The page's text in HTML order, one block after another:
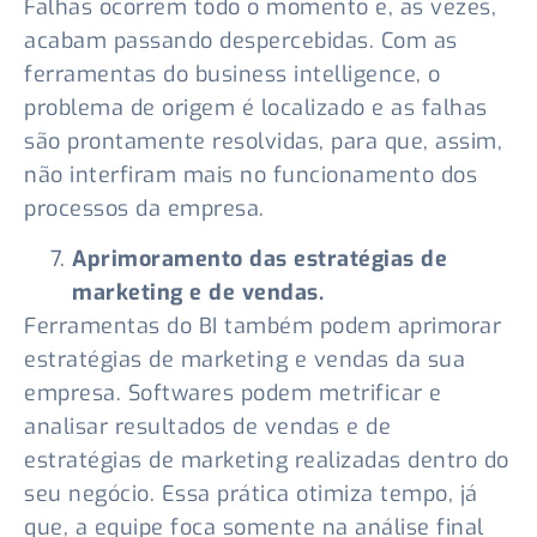
Falhas ocorrem todo o momento e, as vezes,
acabam passando despercebidas. Com as
ferramentas do business intelligence, o
problema de origem é localizado e as falhas
são prontamente resolvidas, para que, assim,
não interfiram mais no funcionamento dos
processos da empresa.
Aprimoramento das estratégias de
marketing e de vendas.
Ferramentas do BI também podem aprimorar
estratégias de marketing e vendas da sua
empresa. Softwares podem metrificar e
analisar resultados de vendas e de
estratégias de marketing realizadas dentro do
seu negócio. Essa prática otimiza tempo, já
que, a equipe foca somente na análise final